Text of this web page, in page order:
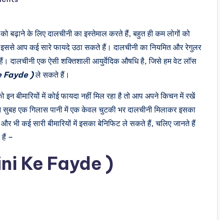
बढ़ाने के लिए दालचीनी का इस्तेमाल करते हैं, बहुत ही कम लोगों को
इससे आप कई सारे फायदे उठा सकते हैं। दालचीनी का नियमित और रेगुलर
दालचीनी एक ऐसी शक्तिशाली आयुर्वेदिक औषधि है, जिसे हम वेट लॉस
Fayde )ले सकते हैं।
बीमारियों में कोई फायदा नहीं मिल रहा है तो आप अपने किचन में रखें
एक गिलास पानी में एक केवल चुटकी भर दालचीनी मिलाकर इसका
कई सारी बीमारियों में इसका बेनिफिट ले सकते हैं, चलिए जानते हैं
–
Ke Fayde )